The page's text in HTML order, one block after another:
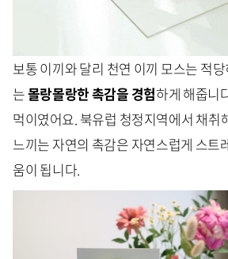
보통 이끼와 달리 천연 이끼 모스는 적
는몰랑몰랑한 촉감을 경험하게 해줍니
먹이였어요. 북유럽 청정지역에서 채취
느끼는 자연의 촉감은 자연스럽게 스트
움이 됩니다.